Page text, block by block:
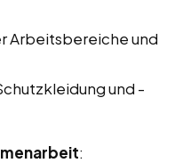
Arbeitsbereiche und
und -
: